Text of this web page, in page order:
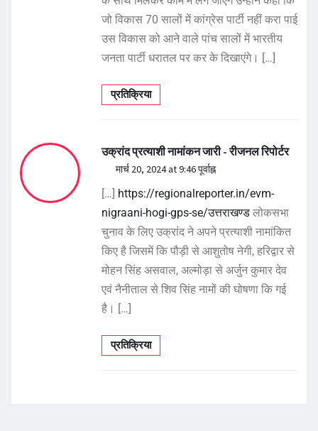
जो विकास 70 सालों में कांग्रेस पार्टी नहीं करा पाई
उस विकास को आने वाले पांच सालों में भारतीय
जनता पार्टी धरातल पर कर के दिखाएंगे। […]
प्रतिक्रिया
उक्रांद प्रत्याशी नामांकन जारी - रीजनल रिपोर्टर
मार्च 20, 2024 at 9:46 पूर्वाह्न
[…] https://regionalreporter.in/evm-
nigraani-hogi-gps-se/उत्तराखण्ड लोकसभा
चुनाव के लिए उक्रांद ने अपने प्रत्याशी नामांकित
किए है जिसमें कि पौड़ी से आशुतोष नेगी, हरिद्वार से
मोहन सिंह असवाल, अल्मोड़ा से अर्जुन कुमार देव
एवं नैनीताल से शिव सिंह नामों की घोषणा कि गई
है। […]
प्रतिक्रिया